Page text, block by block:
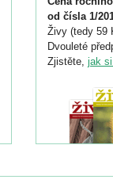
od čísla 1/
Živy (tedy 59
Dvouleté
Zjistěte, jak